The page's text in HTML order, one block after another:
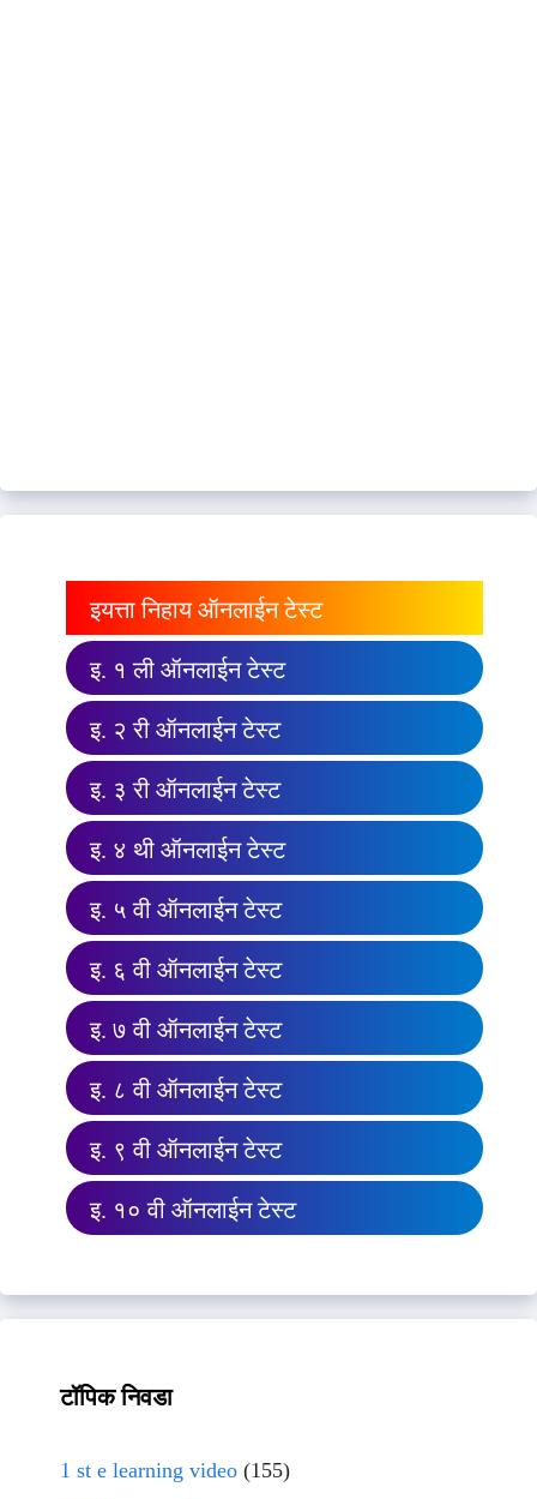
इयत्ता निहाय ऑनलाईन टेस्ट
इ. १ ली ऑनलाईन टेस्ट
इ. २ री ऑनलाईन टेस्ट
इ. ३ री ऑनलाईन टेस्ट
इ. ४ थी ऑनलाईन टेस्ट
इ. ५ वी ऑनलाईन टेस्ट
इ. ६ वी ऑनलाईन टेस्ट
इ. ७ वी ऑनलाईन टेस्ट
इ. ८ वी ऑनलाईन टेस्ट
इ. ९ वी ऑनलाईन टेस्ट
इ. १० वी ऑनलाईन टेस्ट
टॉपिक निवडा
1 st e learning video (155)